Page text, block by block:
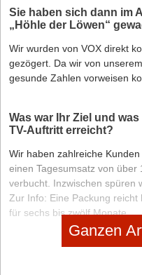
Sie haben sich dann im
„Höhle der Löwen“
Wir wurden von VOX direkt
gezögert. Da wir von
gesunde Zahlen vorweisen
Was war Ihr Ziel und
TV-Auftritt erreicht?
Wir haben zahlreiche
einen Tagesumsatz von
verbucht. Inzwischen spüren
Zur Info: Eine Packung
für sechs bis zwölf Monate.
Für unsere Leser
Ganzen